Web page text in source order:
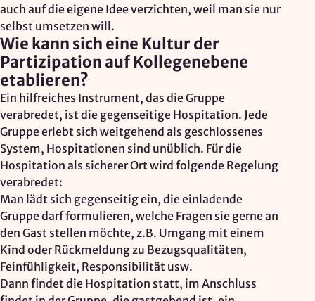
auch auf die eigene Idee verzichten, weil man sie nur
selbst umsetzen will.
Wie kann sich eine Kultur der
Partizipation auf Kollegenebene
etablieren?
Ein hilfreiches Instrument, das die Gruppe
verabredet, ist die gegenseitige Hospitation. Jede
Gruppe erlebt sich weitgehend als geschlossenes
System, Hospitationen sind unüblich. Für die
Hospitation als sicherer Ort wird folgende Regelung
verabredet:
Man lädt sich gegenseitig ein, die einladende
Gruppe darf formulieren, welche Fragen sie gerne an
den Gast stellen möchte, z.B. Umgang mit einem
Kind oder Rückmeldung zu Bezugsqualitäten,
Feinfühligkeit, Responsibilität usw.
Dann findet die Hospitation statt, im Anschluss